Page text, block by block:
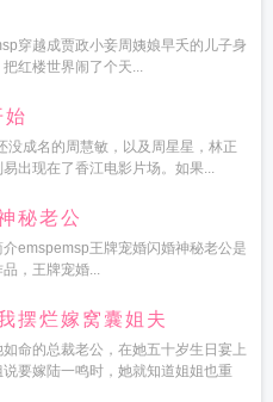
穿越成贾政小妾周姨娘早夭的儿子身
把红楼世界闹了个天...
没成名的周慧敏，以及周星星，林正
出现在了香江电影片场。如果...
秘老公
emspemsp王牌宠婚闪婚神秘老公是
，王牌宠婚...
摆烂嫁窝囊姐夫
命的总裁老公，在她五十岁生日宴上
要嫁陆一鸣时，她就知道姐姐也重